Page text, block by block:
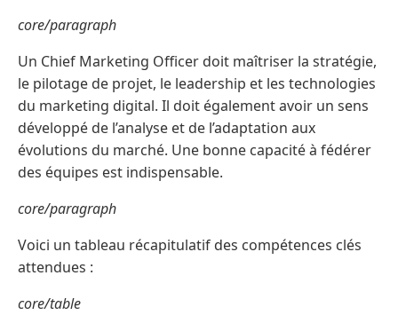
core/paragraph
Un Chief Marketing Officer doit maîtriser la stratégie,
le pilotage de projet, le leadership et les technologies
du marketing digital. Il doit également avoir un sens
développé de l’analyse et de l’adaptation aux
évolutions du marché. Une bonne capacité à fédérer
des équipes est indispensable.
core/paragraph
Voici un tableau récapitulatif des compétences clés
attendues :
core/table